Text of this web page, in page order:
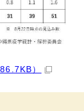
）